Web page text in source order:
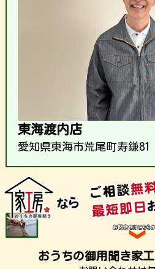
東海渡内店
愛知県東海市荒尾町寿鎌81
おうちの御用聞き家